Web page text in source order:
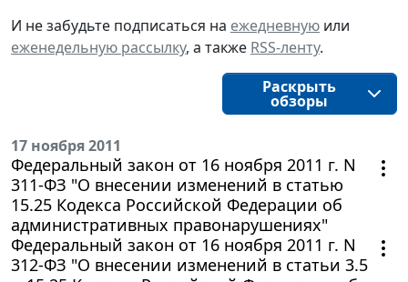
И не забудьте подписаться на ежедневную или
еженедельную рассылку, а также RSS-ленту.
Раскрыть
обзоры
17 ноября 2011
Федеральный закон от 16 ноября 2011 г. N
311-ФЗ "О внесении изменений в статью
15.25 Кодекса Российской Федерации об
административных правонарушениях"
Федеральный закон от 16 ноября 2011 г. N
312-ФЗ "О внесении изменений в статьи 3.5